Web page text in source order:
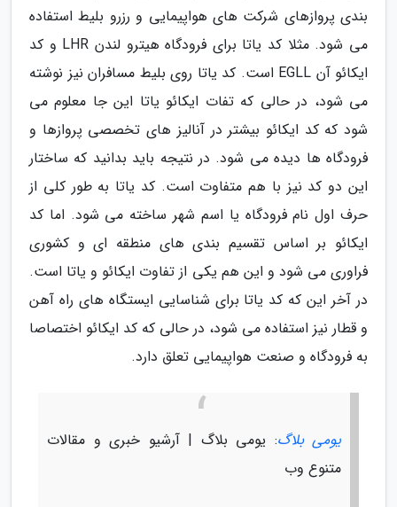
بندی پروازهای شرکت های هواپیمایی و رزرو بلیط استفاده
می شود. مثلا کد یاتا برای فرودگاه هیترو لندن LHR و کد
ایکائو آن EGLL است. کد یاتا روی بلیط مسافران نیز نوشته
می شود، در حالی که تفات ایکائو یاتا این جا معلوم می
شود که کد ایکائو بیشتر در آنالیز های تخصصی پروازها و
فرودگاه ها دیده می شود. در نتیجه باید بدانید که ساختار
این دو کد نیز با هم متفاوت است. کد یاتا به طور کلی از
حرف اول نام فرودگاه یا اسم شهر ساخته می شود. اما کد
ایکائو بر اساس تقسیم بندی های منطقه ای و کشوری
فراوری می شود و این هم یکی از تفاوت ایکائو و یاتا است.
در آخر این که کد یاتا برای شناسایی ایستگاه های راه آهن
و قطار نیز استفاده می شود، در حالی که کد ایکائو اختصاصا
به فرودگاه و صنعت هواپیمایی تعلق دارد.
یومی بلاگ: یومی بلاگ | آرشیو خبری و مقالات
متنوع وب